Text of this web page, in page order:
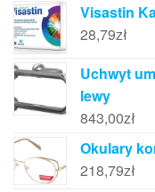
Visastin
28,79zł
Uchwyt
lewy
843,00zł
Okulary
218,79zł